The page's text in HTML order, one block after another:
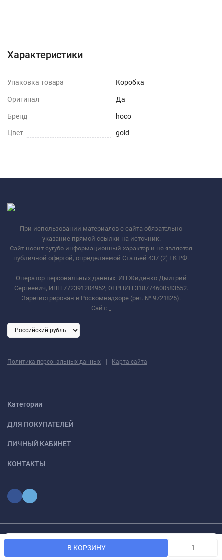
В КОРЗИНУ
Характеристики
Упаковка товара Коробка
Оригинал Да
Бренд hoco
Цвет gold
При использовании материалов с сайта обязательно
указание прямой ссылки на источник.
Сайт носит сугубо информационный характер и не является
публичной офертой, определяемой Статьей 437 (2) ГК РФ.
Оператор персональных данных: ИП Жиденко Дмитрий
Сергеевич, ИНН 772391204952, ОГРНИП 318774600583552.
Зарегистрирован в Роскомнадзоре (рег. № 9721825).
Сайт:
Политика персональных данных | Карта сайта
Категории
ДЛЯ ПОКУПАТЕЛЕЙ
ЛИЧНЫЙ КАБИНЕТ
КОНТАКТЫ